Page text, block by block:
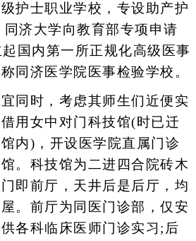
护士职业学校，专设助产护
济大学向教育部专项申请
国内第一所正规化高级医事
同济医学院医事检验学校。
时，考虑其师生们近便实
用女中对门科技馆(时已迁
内)，开设医学院直属门诊
。科技馆为二进四合院砖木
即前厅，天井后是后厅，均
。前厅为同医门诊部，仅安
各科临床医师门诊实习;后